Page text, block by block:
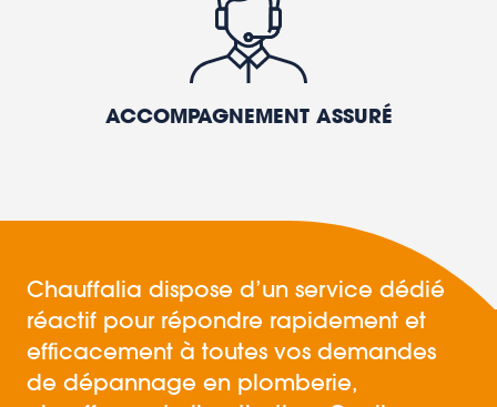
ACCOMPAGNEMENT ASSURÉ
Chauffalia dispose d’un service dédié
réactif pour répondre rapidement et
efficacement à toutes vos demandes
de dépannage en plomberie,